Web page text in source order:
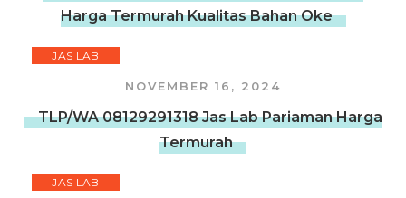
Harga Termurah Kualitas Bahan Oke
JAS LAB
NOVEMBER 16, 2024
TLP/WA 08129291318 Jas Lab Pariaman Harga
Termurah
JAS LAB